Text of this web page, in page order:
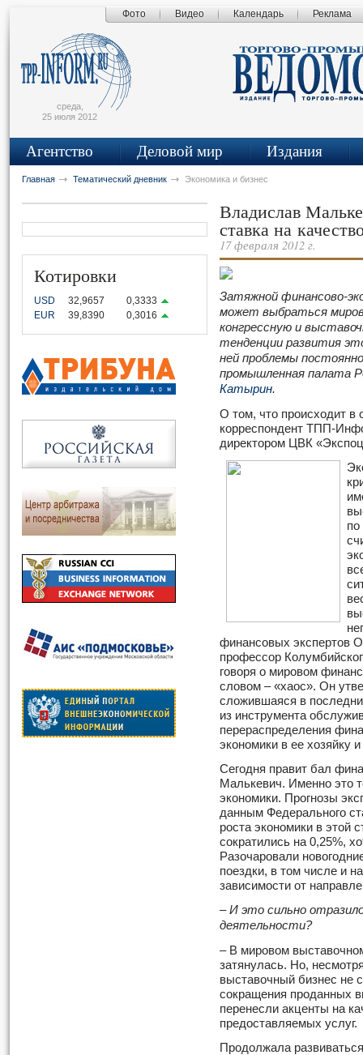
Фото Видео Календарь Реклама
среда,
25 июля 2012
Агентство Деловой мир Издания
Главная Тематический дневник Экономика и бизнес
Котировки
USD 32,9657
0,3333
EUR
39,8390 0,3016
Владислав
ставка на
17 февраля 2012 г.
Затяжной финансово-
может выбраться
конгрессную и
тенденции развития
ней проблемы
промышленная палата
Катырин.
О том, что происходит в
корреспондент ТПП-
директором ЦВК
финансовых экспертов
профессор
говоря о мировом
словом – «хаос». Он
сложившаяся в
из инструмента
перераспределения
экономики в ее хозяйку
Сегодня правит бал
Малькевич. Именно это
экономики. Прогнозы
данным Федерального
роста экономики в этой
сократились на 0,25%,
Разочаровали
поездки, в том числе и
зависимости от
– И это сильно
деятельности?
– В мировом
затянулась. Но,
выставочный бизнес не
сокращения проданных
перенесли акценты на
предоставляемых услуг.
Продолжала